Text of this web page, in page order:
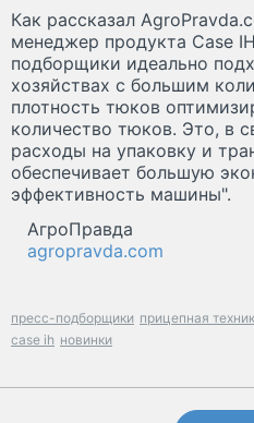
Как рассказал
менеджер продукта Case
подборщики идеально
хозяйствах с большим
плотность тюков
количество тюков. Это, в
расходы на упаковку и
обеспечивает большую
эффективность машины".
АгроПравда
agropravda.com
пресс-подборщики прицепная
case ih новинки